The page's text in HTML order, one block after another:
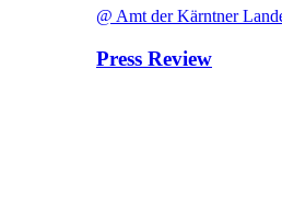
@ Amt der Kärntner
Press Review